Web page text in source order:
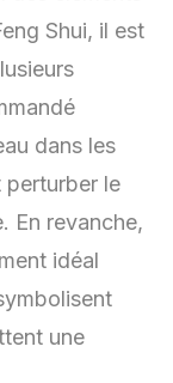
Shui, il est
dans les
perturber le
En revanche,
idéal
une